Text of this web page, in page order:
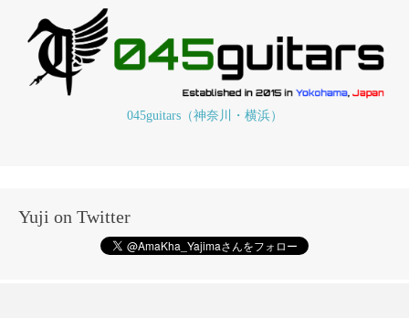
045guitars（神奈川・横浜）
Yuji on Twitter